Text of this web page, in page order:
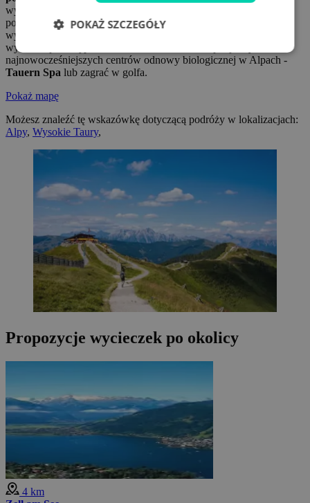
wystarczająco zróżnicowane, aby zadowolić zarówno
początkujących, jak i doświadczonych narciarzy. Latem można
wybrać się na wędrówkę po
wycieczkę łodzią po Zeller See, zrelaksować się w jednym z
najnowocześniejszych centrów odnowy biologicznej w Alpach -
Tauern Spa lub zagrać w golfa.
Pokaż mapę
Możesz znaleźć tę wskazówkę dotyczącą podróży w lokalizacjach:
Alpy, Wysokie Taury,
Propozycje wycieczek po okolicy
4 km
POKAŻ SZCZEGÓŁY